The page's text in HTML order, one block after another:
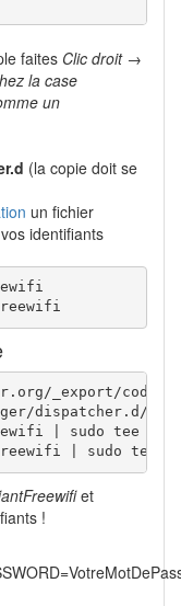
faites Clic droit →
la case
un
(la copie doit se
un fichier
identifiants
_export/code/
/dispatcher.d /
sudo tee
sudo tee
et
!